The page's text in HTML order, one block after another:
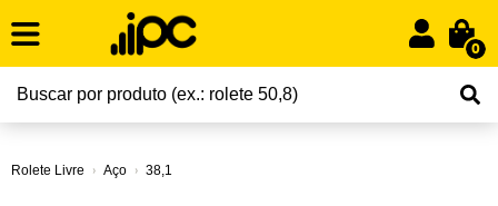
0
Rolete Livre Aço 38,1